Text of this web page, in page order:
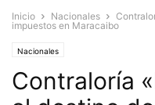
Inicio Nacionales
impuestos en Maracaibo
Nacionales
Contraloría